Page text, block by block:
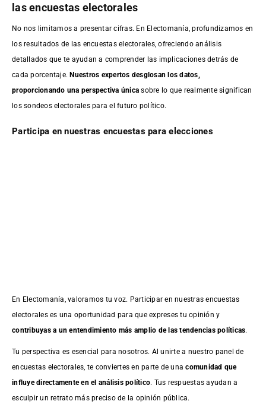
las encuestas electorales
No nos limitamos a presentar cifras. En Electomanía, profundizamos en
los resultados de las encuestas electorales, ofreciendo análisis
detallados que te ayudan a comprender las implicaciones detrás de
cada porcentaje.Nuestros expertos desglosan los datos,
proporcionando una perspectiva única sobre lo que realmente significan
los sondeos electorales para el futuro político.
Participa en nuestras encuestas para elecciones
En Electomanía, valoramos tu voz. Participar en nuestras encuestas
electorales es una oportunidad para que expreses tu opinión y
contribuyas a un entendimiento más amplio de las tendencias políticas.
Tu perspectiva es esencial para nosotros. Al unirte a nuestro panel de
encuestas electorales, te conviertes en parte de unacomunidad que
influye directamente en el análisis político. Tus respuestas ayudan a
esculpir un retrato más preciso de la opinión pública.